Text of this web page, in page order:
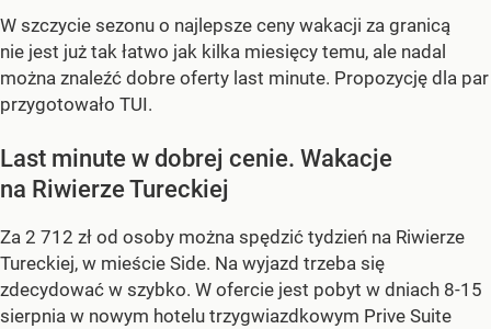
W szczycie sezonu o najlepsze ceny wakacji za granicą
nie jest już tak łatwo jak kilka miesięcy temu, ale nadal
można znaleźć dobre oferty last minute. Propozycję dla par
przygotowało TUI.
Last minute w dobrej cenie. Wakacje
na Riwierze Tureckiej
Za 2 712 zł od osoby można spędzić tydzień na Riwierze
Tureckiej, w mieście Side. Na wyjazd trzeba się
zdecydować w szybko. W ofercie jest pobyt w dniach 8-15
sierpnia w nowym hotelu trzygwiazdkowym Prive Suite